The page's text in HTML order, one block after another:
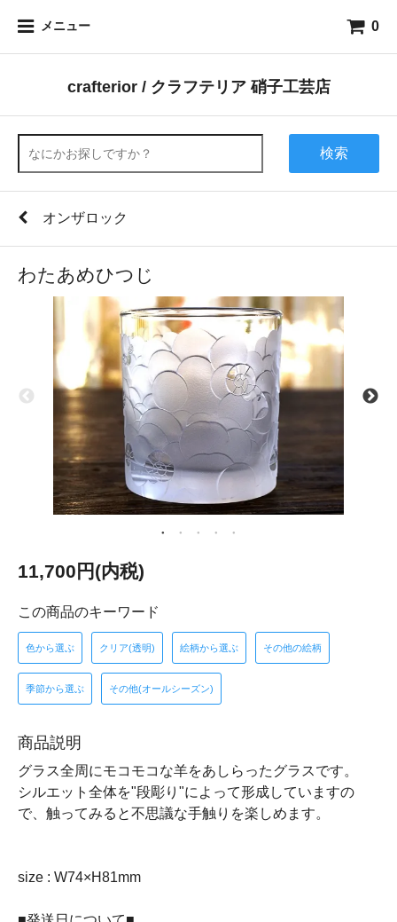
メニュー 0
crafterior / クラフテリア 硝子工芸店
検索
オンザロック
わたあめひつじ
11,700円(内税)
この商品のキーワード
色から選ぶ クリア(透明) 絵柄から選ぶ その他の絵柄
季節から選ぶ その他(オールシーズン)
商品説明
グラス全周にモコモコな羊をあしらったグラスです。
シルエット全体を"段彫り"によって形成していますの
で、触ってみると不思議な手触りを楽しめます。
size : W74×H81mm